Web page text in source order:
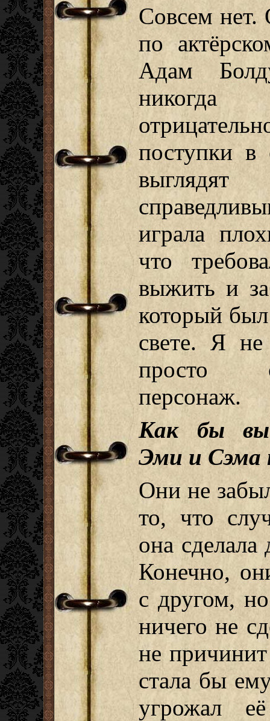
Совсем нет.
по
Адам
поступки в
играла
что
выжить и
который был
свете. Я
просто
персонаж.
Как бы вы
Эми и Сэма
Они не
то, что
она
Конечно,
с другом,
ничего не
не
стала бы
угрожал